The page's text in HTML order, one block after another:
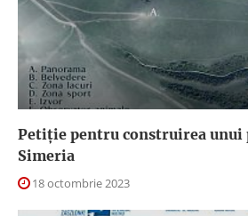
Petiție pentru construirea unui
Simeria
18 octombrie 2023